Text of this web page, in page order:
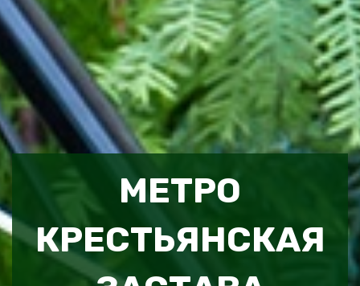
МЕТРО
КРЕСТЬЯНСКАЯ